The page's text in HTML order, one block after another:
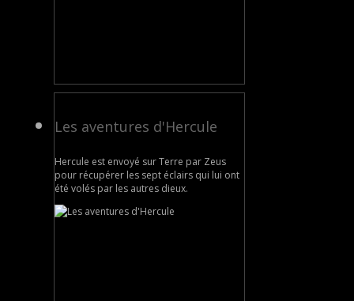
Les aventures d'Hercule
Hercule est envoyé sur Terre par Zeus
pour récupérer les sept éclairs qui lui ont
été volés par les autres dieux.